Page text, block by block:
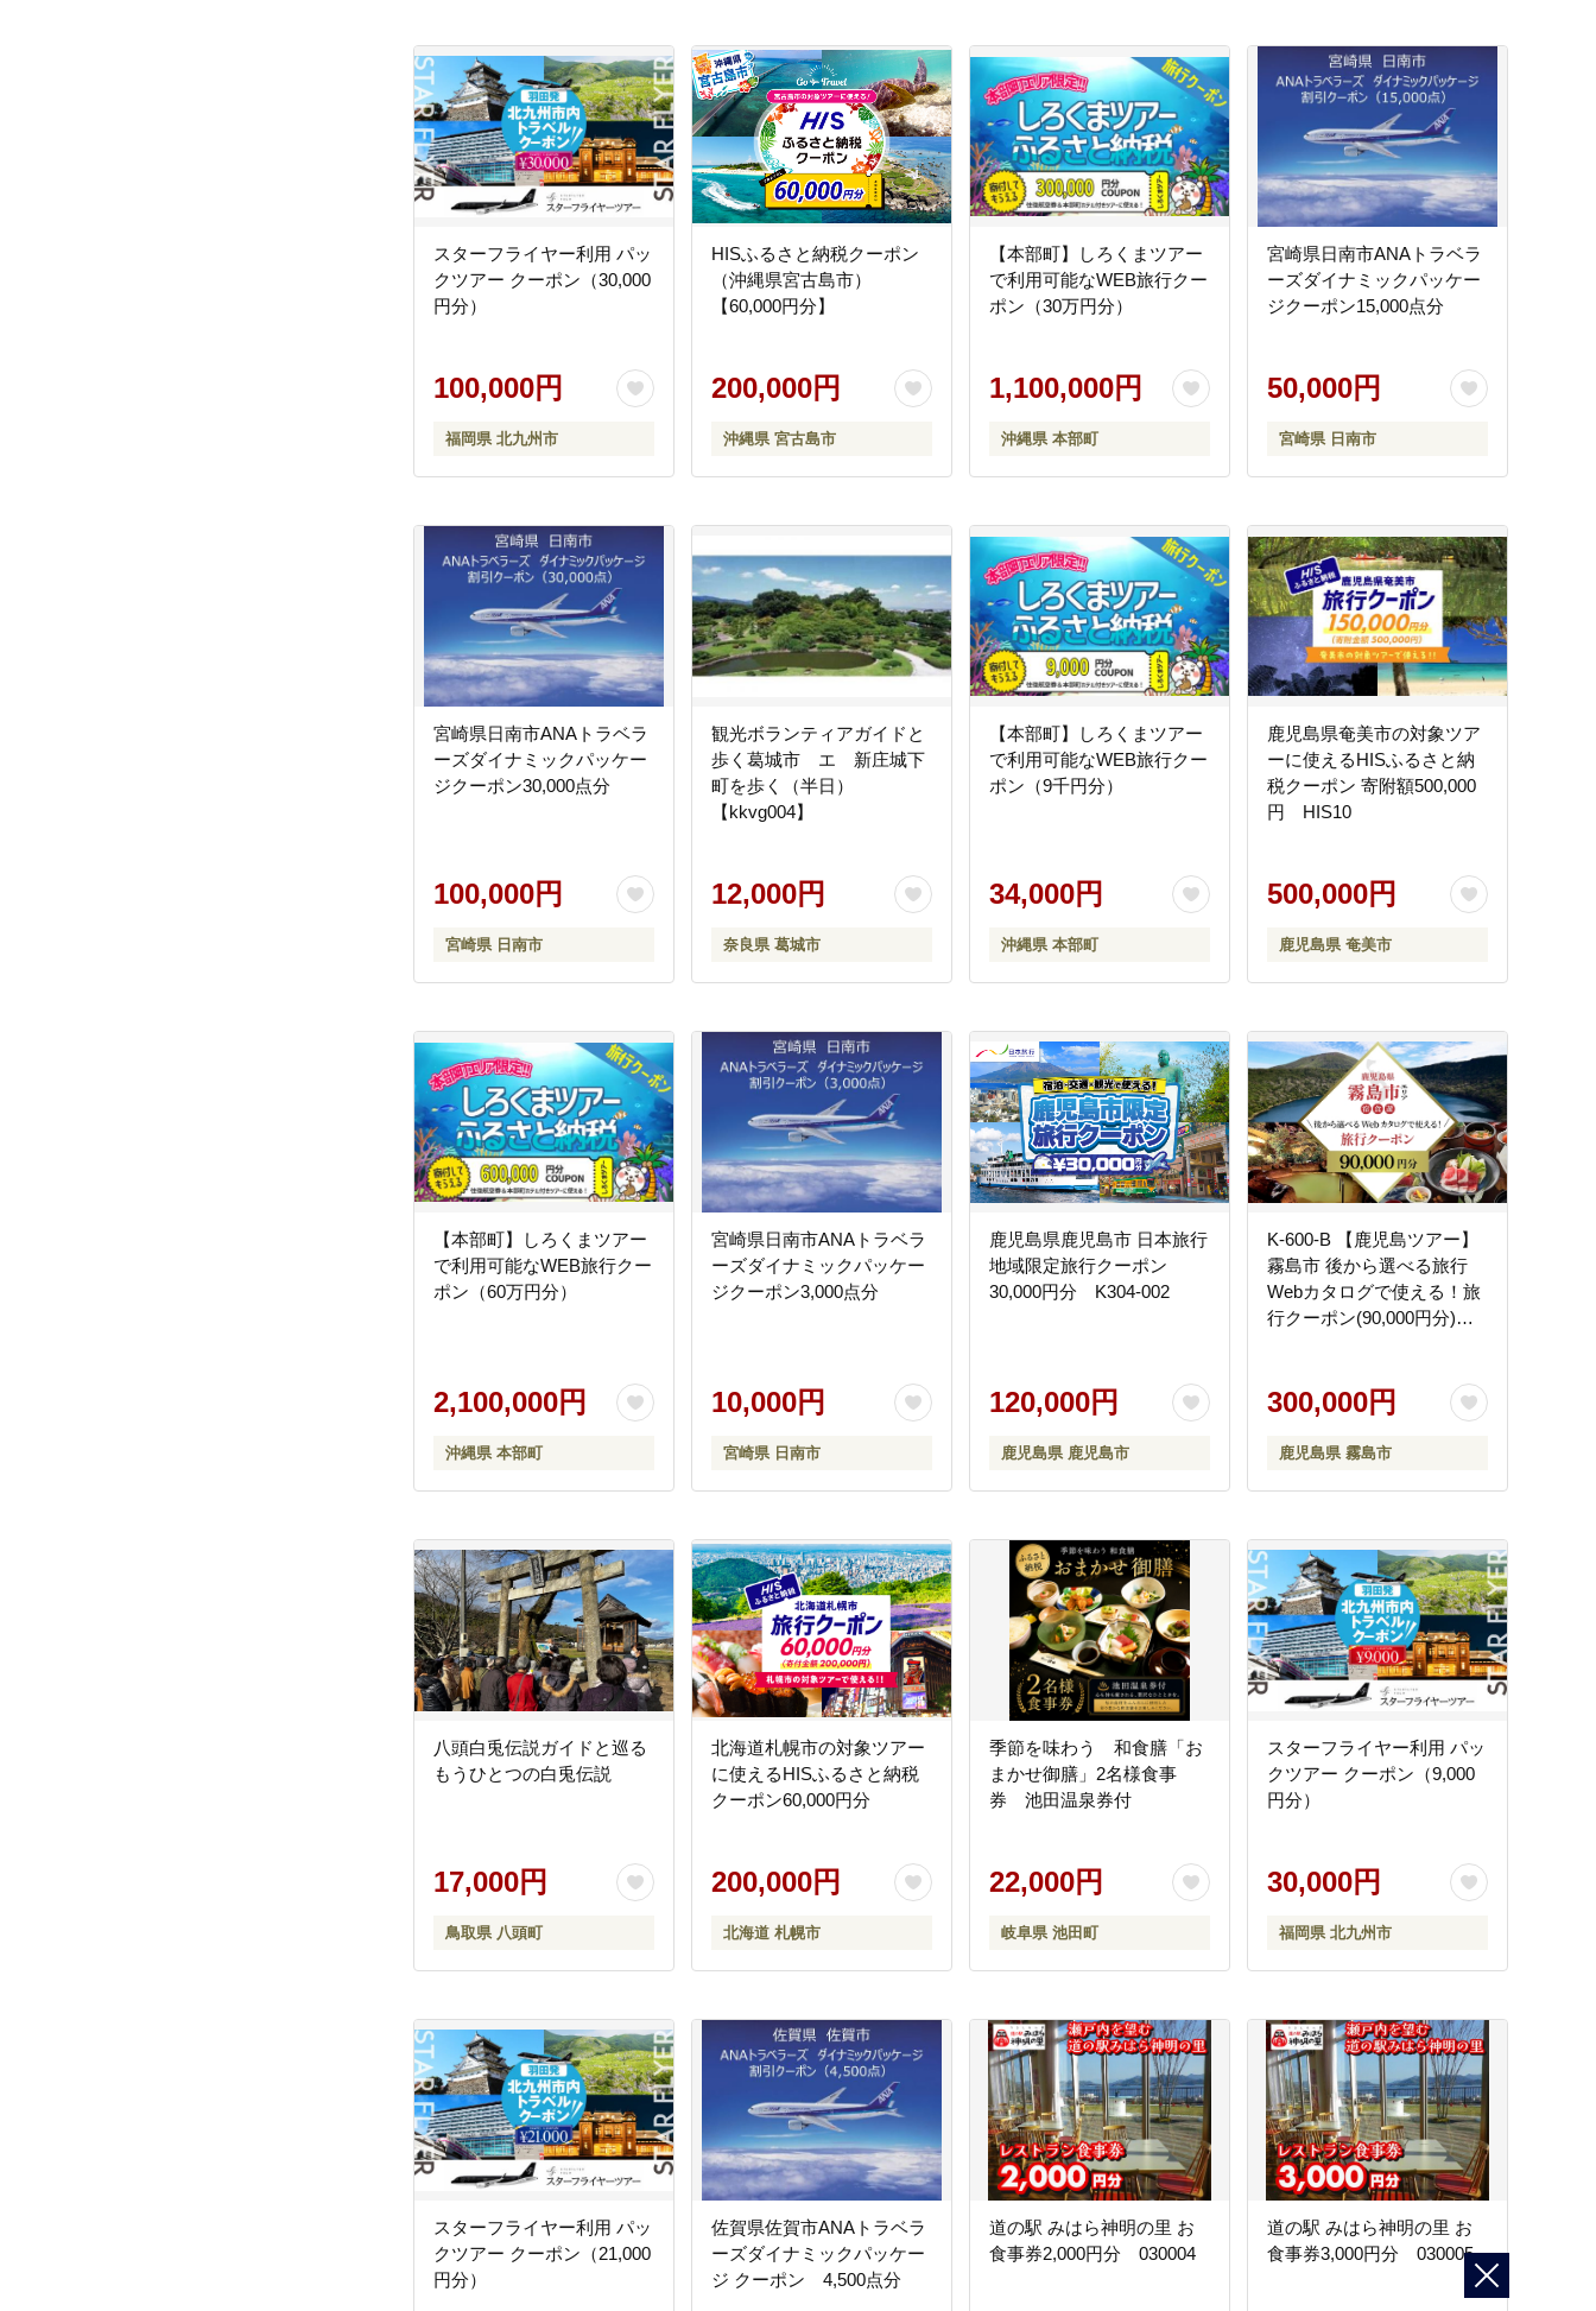
スターフライヤー利用 パッ
クツアー クーポン（30,000
円分）
100,000円
福岡県 北九州市
HISふるさと納税クーポン
（沖縄県宮古島市）
【60,000円分】
200,000円
沖縄県 宮古島市
【本部町】しろくまツアー
で利用可能なWEB旅行クー
ポン（30万円分）
1,100,000円
沖縄県 本部町
宮崎県日南市ANAトラベラ
ーズダイナミックパッケー
ジクーポン15,000点分
50,000円
宮崎県 日南市
宮崎県日南市ANAトラベラ
ーズダイナミックパッケー
ジクーポン30,000点分
100,000円
宮崎県 日南市
観光ボランティアガイドと
歩く葛城市 エ 新庄城下
町を歩く（半日）
【kkvg004】
12,000円
奈良県 葛城市
【本部町】しろくまツアー
で利用可能なWEB旅行クー
ポン（9千円分）
34,000円
沖縄県 本部町
鹿児島県奄美市の対象ツア
ーに使えるHISふるさと納
税クーポン 寄附額500,000
円 HIS10
500,000円
鹿児島県 奄美市
【本部町】しろくまツアー
で利用可能なWEB旅行クー
ポン（60万円分）
2,100,000円
沖縄県 本部町
宮崎県日南市ANAトラベラ
ーズダイナミックパッケー
ジクーポン3,000点分
10,000円
宮崎県 日南市
鹿児島県鹿児島市 日本旅行
地域限定旅行クーポン
30,000円分 K304-002
120,000円
鹿児島県 鹿児島市
K-600-B 【鹿児島ツアー】
霧島市 後から選べる旅行
Webカタログで使える！旅
行クーポン(90,000円分)
食券 体験サービス券
300,000円
鹿児島県 霧島市
八頭白兎伝説ガイドと巡る
もうひとつの白兎伝説
17,000円
鳥取県 八頭町
北海道札幌市の対象ツアー
に使えるHISふるさと納税
クーポン60,000円分
200,000円
北海道 札幌市
季節を味わう 和食膳「お
まかせ御膳」2名様食事
券 池田温泉券付
22,000円
岐阜県 池田町
スターフライヤー利用 パッ
クツアー クーポン（9,000
円分）
30,000円
福岡県 北九州市
スターフライヤー利用 パッ
クツアー クーポン（21,000
円分）
佐賀県佐賀市ANAトラベラ
ーズダイナミックパッケー
ジ クーポン 4,500点分
道の駅 みはら神明の里 お
食事券2,000円分 030004
道の駅 みはら神明の里 お
食事券3,000円分 030005